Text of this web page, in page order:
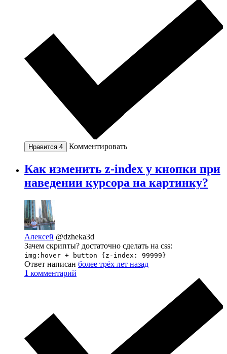
Нравится 4 Комментировать
Как изменить z-index у кнопки при
наведении курсора на картинку?
Алексей @dzheka3d
Зачем скрипты? достаточно сделать на css:
img:hover + button {z-index: 99999}
Ответ написан более трёх лет назад
1 комментарий